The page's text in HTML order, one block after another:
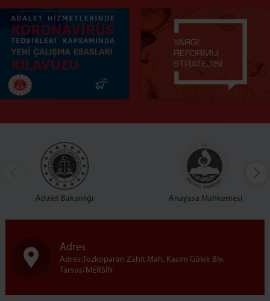
Adalet Bakanlığı Anayasa Mahkemesi
Adres
Adres:Tozkoparan Zahit Mah. Kasım Gülek Blv.
Tarsus/MERSİN